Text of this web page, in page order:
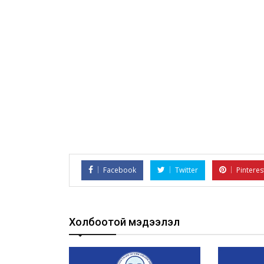
Facebook Twitter
Холбоотой мэдээлэл